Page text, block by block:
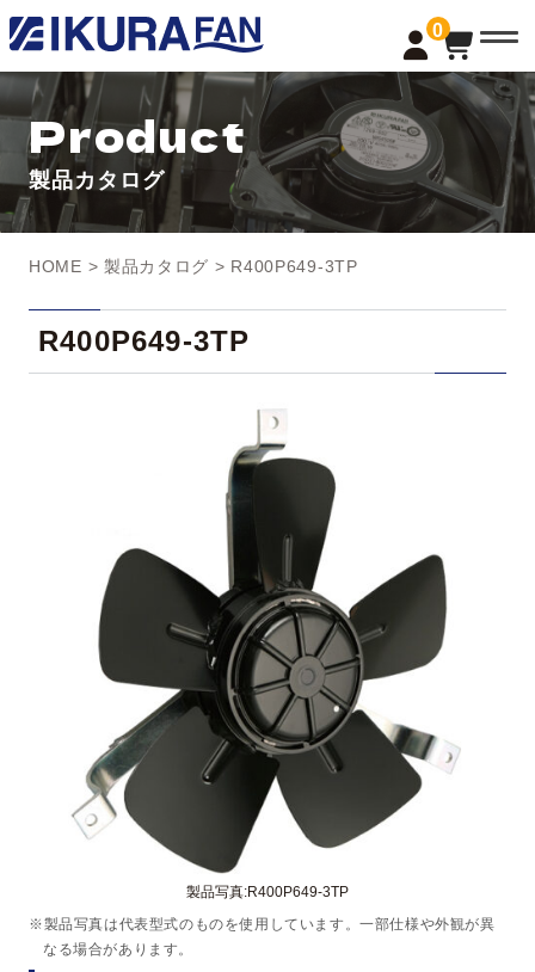
0
t
o
g
l
e
a
v
i
g
a
n
Product
製品カタログ
HOME > 製品カタログ > R400P649-3TP
R400P649-3TP
製品写真:R400P649-3TP
※製品写真は代表型式のものを使用しています。一部仕様や外観が異
なる場合があります。